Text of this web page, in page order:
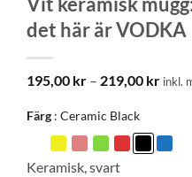
det här är VODKA
195,00 kr – 219,00 kr inkl.
Färg Ceramic Black
Keramisk, svart